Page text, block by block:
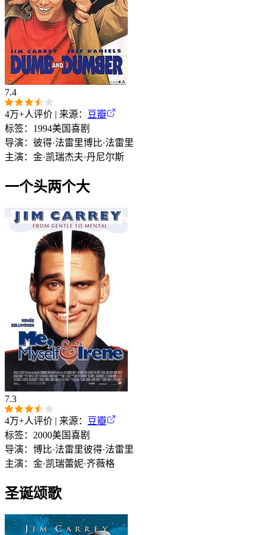
7.4
4万+人评价 | 来源：
豆瓣
标签： 1994美国喜剧
导演： 彼得·法雷里博比·法雷里
主演： 金·凯瑞杰夫·丹尼尔斯
一个头两个大
7.3
4万+人评价 | 来源：
豆瓣
标签： 2000美国喜剧
导演： 博比·法雷里彼得·法雷里
主演： 金·凯瑞蕾妮·齐薇格
圣诞颂歌